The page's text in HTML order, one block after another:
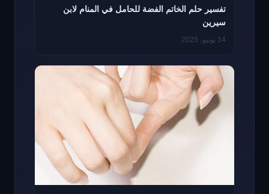
تفسير حلم الخاتم الفضة للحامل في المنام لابن
سيرين
14 يونيو، 2025